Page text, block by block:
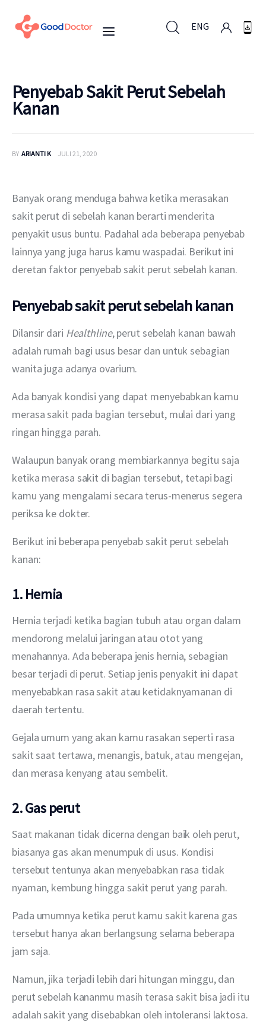
ENG
ENG
Mengapa Good Doctor
Berita
Layanan
Penyebab Sakit Perut Sebelah
Kanan
BY ARIANTI K JULI 21, 2020
Banyak orang menduga bahwa ketika merasakan
sakit perut di sebelah kanan berarti menderita
penyakit usus buntu. Padahal ada beberapa penyebab
lainnya yang juga harus kamu waspadai. Berikut ini
deretan faktor penyebab sakit perut sebelah kanan.
Penyebab sakit perut sebelah kanan
Dilansir dari Healthline, perut sebelah kanan bawah
adalah rumah bagi usus besar dan untuk sebagian
wanita juga adanya ovarium.
Ada banyak kondisi yang dapat menyebabkan kamu
merasa sakit pada bagian tersebut, mulai dari yang
ringan hingga parah.
Walaupun banyak orang membiarkannya begitu saja
ketika merasa sakit di bagian tersebut, tetapi bagi
kamu yang mengalami secara terus-menerus segera
periksa ke dokter.
Berikut ini beberapa penyebab sakit perut sebelah
kanan:
1. Hernia
Hernia terjadi ketika bagian tubuh atau organ dalam
mendorong melalui jaringan atau otot yang
menahannya. Ada beberapa jenis hernia, sebagian
besar terjadi di perut. Setiap jenis penyakit ini dapat
menyebabkan rasa sakit atau ketidaknyamanan di
daerah tertentu.
Gejala umum yang akan kamu rasakan seperti rasa
sakit saat tertawa, menangis, batuk, atau mengejan,
dan merasa kenyang atau sembelit.
2. Gas perut
Saat makanan tidak dicerna dengan baik oleh perut,
biasanya gas akan menumpuk di usus. Kondisi
tersebut tentunya akan menyebabkan rasa tidak
nyaman, kembung hingga sakit perut yang parah.
Pada umumnya ketika perut kamu sakit karena gas
tersebut hanya akan berlangsung selama beberapa
jam saja.
Namun, jika terjadi lebih dari hitungan minggu, dan
perut sebelah kananmu masih terasa sakit bisa jadi itu
adalah sakit yang disebabkan oleh intoleransi laktosa.